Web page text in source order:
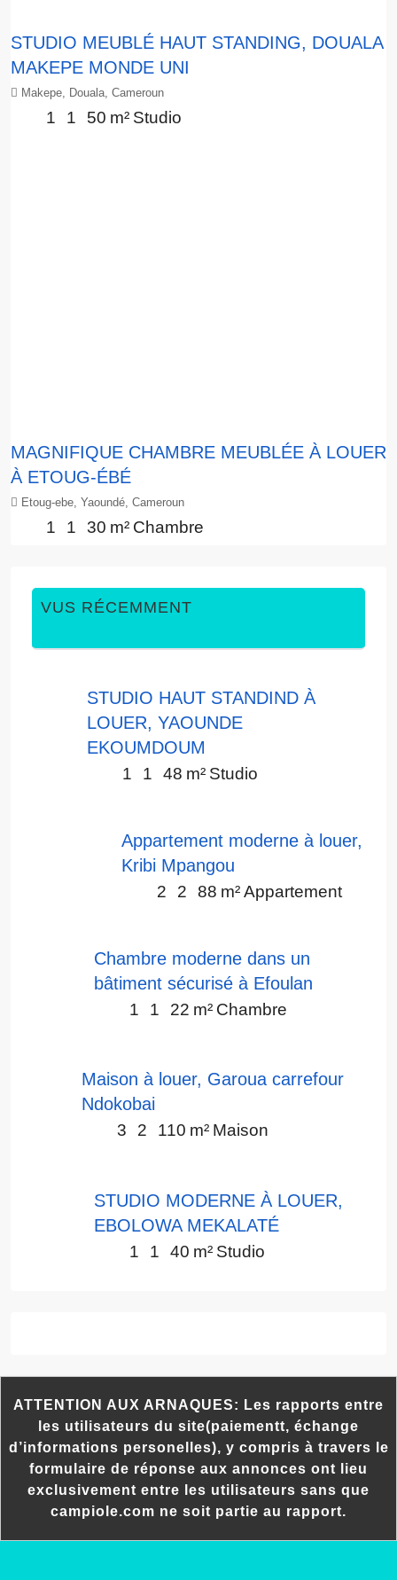
STUDIO MEUBLÉ HAUT STANDING, DOUALA
MAKEPE MONDE UNI
Makepe, Douala, Cameroun
1 1 50 m² Studio
MAGNIFIQUE CHAMBRE MEUBLÉE À LOUER
À ETOUG-ÉBÉ
Etoug-ebe, Yaoundé, Cameroun
1 1 30 m² Chambre
VUS RÉCEMMENT
STUDIO HAUT STANDIND À
LOUER, YAOUNDE
EKOUMDOUM
1 1 48 m² Studio
Appartement moderne à louer,
Kribi Mpangou
2 2 88 m² Appartement
Chambre moderne dans un
bâtiment sécurisé à Efoulan
1 1 22 m² Chambre
Maison à louer, Garoua carrefour
Ndokobai
3 2 110 m² Maison
STUDIO MODERNE À LOUER,
EBOLOWA MEKALATÉ
1 1 40 m² Studio
ATTENTION AUX ARNAQUES: Les rapports entre
les utilisateurs du site(paiementt, échange
d’informations personelles), y compris à travers le
formulaire de réponse aux annonces ont lieu
exclusivement entre les utilisateurs sans que
campiole.com ne soit partie au rapport.